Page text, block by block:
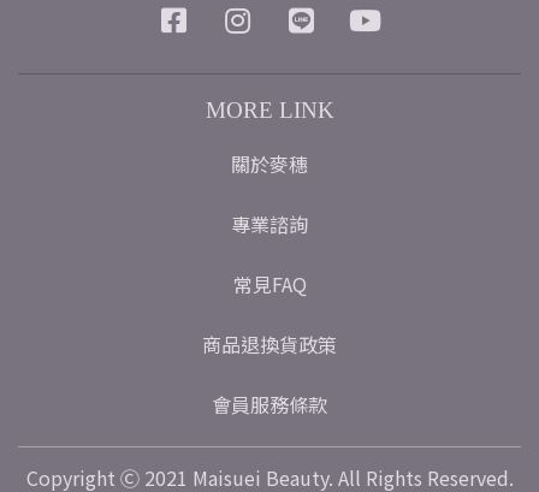
MORE LINK
關於麥穗
專業諮詢
常見FAQ
商品退換貨政策
會員服務條款
Copyright Ⓒ 2021 Maisuei Beauty. All Rights Reserved.